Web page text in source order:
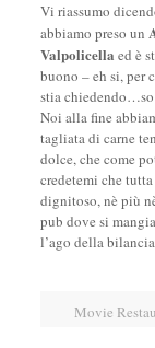
Vi riassumo
abbiamo preso un
Valpolicella ed è
buono – eh si, per
stia chiedendo…so
Noi alla fine
tagliata di carne
dolce, che come
credetemi che
dignitoso, nè più
pub dove si
l’ago della
Movie